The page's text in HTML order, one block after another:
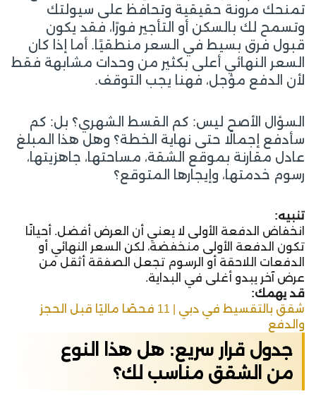
تمنحك مرونة حقيقية وتحافظ على سيولتك
وتسمح لك بالسكن أو التأجير فورًا، فقد يكون
قبول فرق بسيط في السعر منطقيًا. أما إذا كان
السعر النهائي أعلى بكثير من وحدات مشابهة فقط
لأن الدفع مؤجل، فهنا يجب التوقف.
السؤال الأصح ليس: كم القسط الشهري؟ بل: كم
سأدفع إجمالًا حتى نهاية الخطة؟ وهل هذا المبلغ
عادل مقارنة بموقع الشقة، مساحتها، جاهزيتها،
رسوم خدمتها، وإيجارها المتوقع؟
تنبيه:
انخفاض الدفعة الأولى لا يعني أن العرض أفضل. أحيانًا
تكون الدفعة الأولى منخفضة، لكن السعر النهائي أو
الدفعات اللاحقة أو الرسوم تجعل الصفقة أثقل من
عرض آخر يبدو أغلى في البداية.
قد يهمك:
شقق بالتقسيط في دبي | 11 فحصًا ماليًا قبل الحجز
والدفع
جدول قرار سريع: هل هذا النوع
من الشقق مناسب لك؟